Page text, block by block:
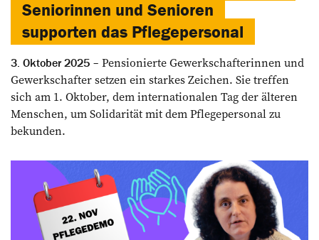
Seniorinnen und Senioren
supporten das Pflegepersonal
3. Oktober 2025
Pensionierte Gewerkschafterinnen und
Gewerkschafter setzen ein starkes Zeichen. Sie treffen
sich am 1. Oktober, dem internationalen Tag der älteren
Menschen, um Solidarität mit dem Pflegepersonal zu
bekunden.